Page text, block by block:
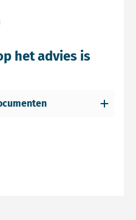
richtlijnen
het advies is